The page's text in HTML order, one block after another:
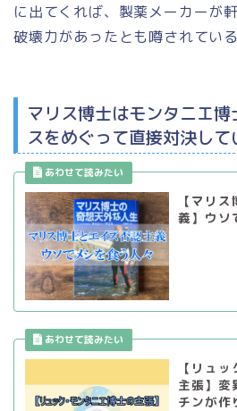
に出てくれば、製薬メーカーが
破壊力があったとも噂されている
マリス博士はモンタニエ
スをめぐって直接対決して
【マリ
義】ウソ
【リュ
主張】変
チンが作